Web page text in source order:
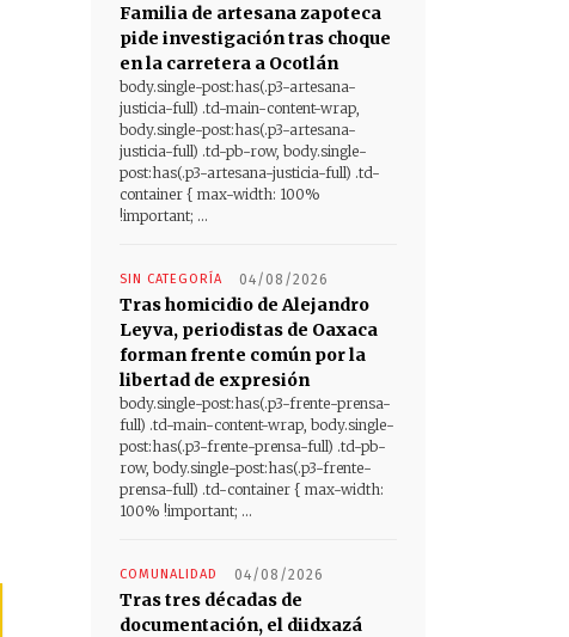
Familia de artesana zapoteca
pide investigación tras choque
en la carretera a Ocotlán
body.single-post:has(.p3-artesana-
justicia-full) .td-main-content-wrap,
body.single-post:has(.p3-artesana-
justicia-full) .td-pb-row, body.single-
post:has(.p3-artesana-justicia-full) .td-
container { max-width: 100%
!important; ...
SIN CATEGORÍA 04/08/2026
Tras homicidio de Alejandro
Leyva, periodistas de Oaxaca
forman frente común por la
libertad de expresión
body.single-post:has(.p3-frente-prensa-
full) .td-main-content-wrap, body.single-
post:has(.p3-frente-prensa-full) .td-pb-
row, body.single-post:has(.p3-frente-
prensa-full) .td-container { max-width:
100% !important; ...
COMUNALIDAD 04/08/2026
Tras tres décadas de
documentación, el diidxazá